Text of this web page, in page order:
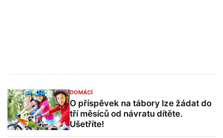
DOMÁCÍ
O příspěvek na tábory lze žádat do
tří měsíců od návratu dítěte.
Ušetříte!